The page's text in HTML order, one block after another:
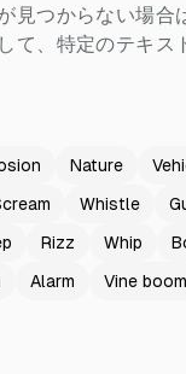
見つからない場
て、特定のテキス
Nature
Whistle
Rizz Whip
Alarm Vine boom